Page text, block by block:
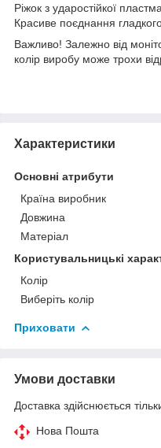
Ріжок з ударостійкої
Красиве поєднання
Важливо! Залежно від
колір виробу може трохи
Характеристики
Основні атрибути
Країна виробник
Довжина
Матеріал
Користувальницькі
Колір
Виберіть колір
Приховати
Умови доставки
Доставка здійснюється
Нова Пошта